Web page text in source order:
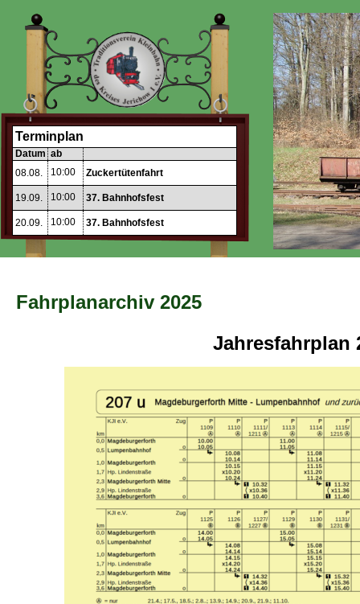
Terminplan
Datum ab
08.08.
10:00 Zuckertütenfahrt
19.09. 10:00 37. Bahnhofsfest
20.09. 10:00 37. Bahnhofsfest
Fahrplanarchiv 2025
Jahresfahrplan